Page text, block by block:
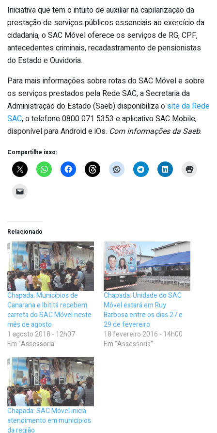
Iniciativa que tem o intuito de auxiliar na capilarização da
prestação de serviços públicos essenciais ao exercício da
cidadania, o SAC Móvel oferece os serviços de RG, CPF,
antecedentes criminais, recadastramento de pensionistas
do Estado e Ouvidoria.
Para mais informações sobre rotas do SAC Móvel e sobre
os serviços prestados pela Rede SAC, a Secretaria da
Administração do Estado (Saeb) disponibiliza o site da Rede
SAC, o telefone 0800 071 5353 e aplicativo SAC Mobile,
disponível para Android e iOs. Com informações da Saeb.
Compartilhe isso:
Relacionado
Chapada: Municípios de
Canarana e Ibititá recebem
carreta do SAC Móvel neste
mês de agosto
1 agosto 2018 - 12h07
Em "Assessoria"
Chapada: Unidade do SAC
Móvel estará em Ruy
Barbosa entre os dias 27 e
29 de fevereiro
18 fevereiro 2016 - 14h00
Em "Assessoria"
Chapada: SAC Móvel inicia
atendimento em municípios
da região